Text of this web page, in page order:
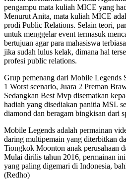
pengampu mata kuliah MICE yang
Menurut Anita, mata kuliah MICE
prodi Public Relations. Selain teori,
untuk menggelar event termasuk
bertujuan agar para mahasiswa
jika sudah lulus kelak, dimana hal
profesi public relations.
Grup pemenang dari Mobile Legends
1 Worst scenario, Juara 2 Preman
Sedangkan Best Mvp disematkan
hadiah yang disediakan panitia MSL
diamond dan beragam bingkisan dari
Mobile Legends adalah permainan
daring multipemain yang diterbitkan
Tiongkok Moonton anak perusahaan
Mulai dirilis tahun 2016, permainan
yang paling digemari di Indonesia,
(Redho)